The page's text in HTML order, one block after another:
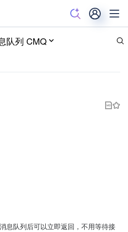
队列 CMQ
息队列后可以立即返回，不用等待接